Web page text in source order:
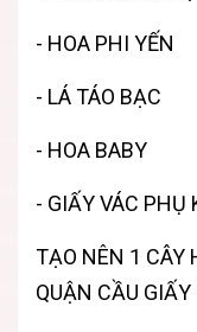
- HOA PHI YẾN
- LÁ TÁO BẠC
- HOA BABY
- GIẤY VÁC PHỤ
TẠO NÊN 1 CÂY
QUẬN CẦU